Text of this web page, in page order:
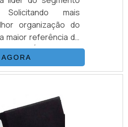
mais
organização do
maior referência de
importante
deve sempre ser
especializadas no
e durabilidade dos
prejuízos com